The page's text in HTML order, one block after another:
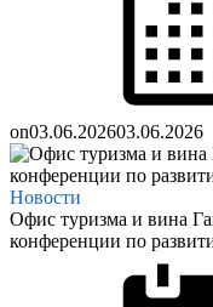
on03.06.202603.06.2026
Новости
Офис туризма и вина
конференции по